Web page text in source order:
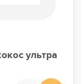
ультра